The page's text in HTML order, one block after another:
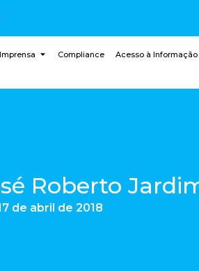
Imprensa Compliance Acesso à Informação
Roberto
de abril de 2018